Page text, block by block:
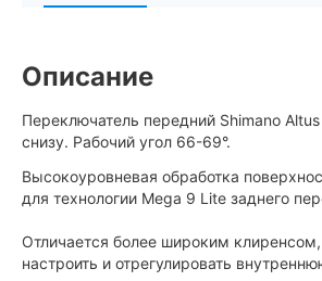
Описание
Переключатель передний Shimano
снизу. Рабочий угол 66-69°.
Высокоуровневая обработка
для технологии Mega 9 Lite заднего
Отличается более широким
настроить и отрегулировать